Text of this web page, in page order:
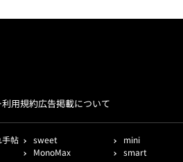
利用規約広告掲載について
帖 sweet mini
MonoMax smart